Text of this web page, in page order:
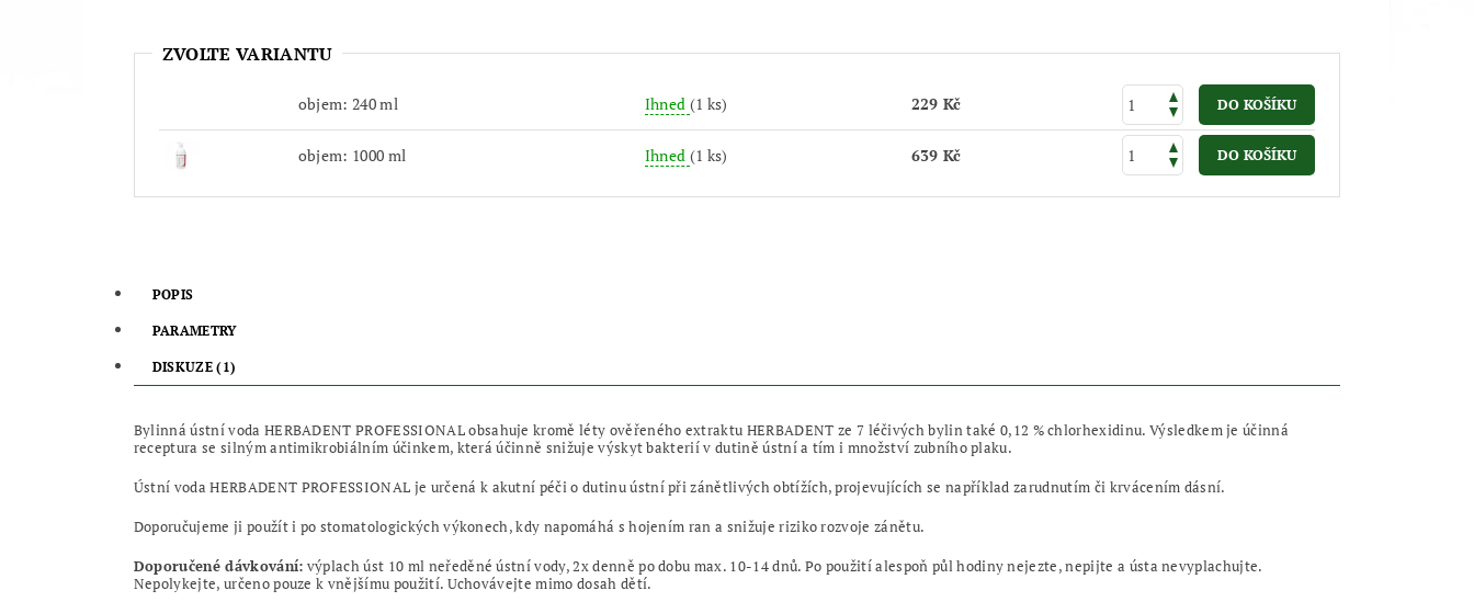
ZVOLTE VARIANTU
objem: 240 ml Ihned (1 ks) 229 Kč
objem: 1000 ml Ihned (1 ks) 639 Kč
POPIS
PARAMETRY
DISKUZE (1)
Bylinná ústní voda HERBADENT PROFESSIONAL obsahuje kromě léty ověřeného extraktu HERBADENT ze 7 léčivých bylin také 0,12 % chlorhexidinu. Výsledkem je účinná
receptura se silným antimikrobiálním účinkem, která účinně snižuje výskyt bakterií v dutině ústní a tím i množství zubního plaku.
Ústní voda HERBADENT PROFESSIONAL je určená k akutní péči o dutinu ústní při zánětlivých obtížích, projevujících se například zarudnutím či krvácením dásní.
Doporučujeme ji použít i po stomatologických výkonech, kdy napomáhá s hojením ran a snižuje riziko rozvoje zánětu.
Doporučené dávkování: výplach úst 10 ml neředěné ústní vody, 2x denně po dobu max. 10-14 dnů. Po použití alespoň půl hodiny nejezte, nepijte a ústa nevyplachujte.
Nepolykejte, určeno pouze k vnějšímu použití. Uchovávejte mimo dosah dětí.